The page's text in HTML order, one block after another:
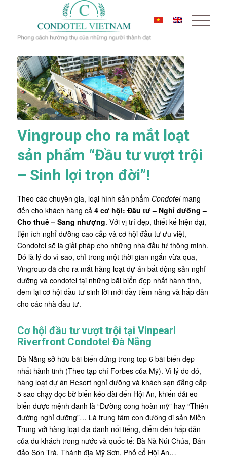
Vingroup cho ra mắt loạt
sản phẩm “Đầu tư vượt trội
– Sinh lợi trọn đời”!
Theo các chuyên gia, loại hình sản phẩm Condotelmang
đến cho khách hàng cả 4 cơ hội: Đầu tư – Nghỉ dưỡng –
Cho thuê – Sang nhượng. Với vị trí đẹp, thiết kế hiện đại,
tiện ích nghỉ dưỡng cao cấp và cơ hội đầu tư ưu việt,
Condotel sẽ là giải pháp cho những nhà đầu tư thông minh.
Đó là lý do vì sao, chỉ trong một thời gian ngắn vừa qua,
Vingroup đã cho ra mắt hàng loạt dự án bất động sản nghỉ
dưỡng và condotel tại những bãi biển đẹp nhất hành tinh,
đem lại cơ hội đầu tư sinh lời mới đầy tiềm năng và hấp dẫn
cho các nhà đầu tư.
Cơ hội đầu tư vượt trội tại Vinpearl
Riverfront Condotel Đà Nẵng
Đà Nẵng sở hữu bãi biển đứng trong top 6 bãi biển đẹp
nhất hành tinh (Theo tạp chí Forbes của Mỹ). Vì lý do đó,
hàng loạt dự án Resort nghỉ dưỡng và khách sạn đẳng cấp
5 sao chạy dọc bờ biển kéo dài đến Hội An, khiến dải eo
biển được mệnh danh là “Đường cong hoàn mỹ” hay “Thiên
đường nghỉ dưỡng”… Là trung tâm con đường di sản Miền
Trung với hàng loạt địa danh nổi tiếng, điểm đến hấp dẫn
của du khách trong nước và quốc tế: Bà Nà Núi Chúa, Bán
đảo Sơn Trà, Thánh địa Mỹ Sơn, Phố cổ Hội An…